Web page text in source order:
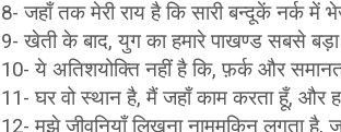
8- जहाँ तक मेरी राय है कि सारी बन्दूकें नर्क
9- खेती के बाद, युग का हमारे पाखण्ड सबसे बड़ा
10- ये अतिशयोक्ति नहीं है कि, फ़र्क और
11- घर वो स्थान है, मैं जहाँ काम करता हूँ, और
12- मुझे जीवनियाँ लिखना नामुमकिन लगता